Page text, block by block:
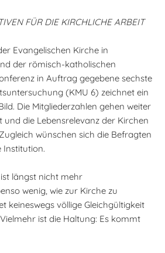
FÜR DIE KIRCHLICHE ARBEIT
Evangelischen Kirche in
der römisch-katholischen
in Auftrag gegebene sechste
(KMU 6) zeichnet ein
Die Mitgliederzahlen gehen weiter
die Lebensrelevanz der Kirchen
wünschen sich die Befragten
Institution.
längst nicht mehr
wenig, wie zur Kirche zu
keineswegs völlige Gleichgültigkeit
ist die Haltung: Es kommt